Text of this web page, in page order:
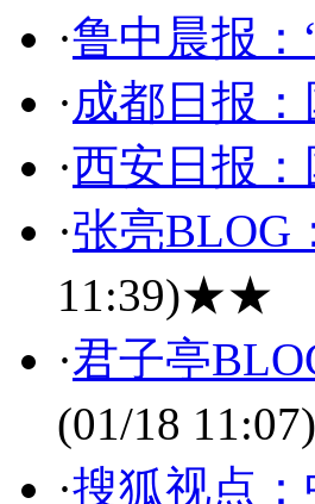
·鲁中晨报
·成都日报
·西安日报
·张亮BLOG
11:39)★★
·君子亭
(01/18 11:07)
·搜狐视点